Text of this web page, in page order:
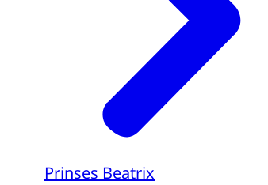
Prinses Beatrix